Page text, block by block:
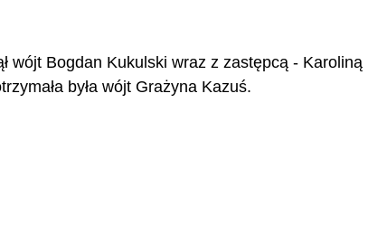
wójt Bogdan Kukulski wraz z zastępcą - Karoliną
była wójt Grażyna Kazuś.